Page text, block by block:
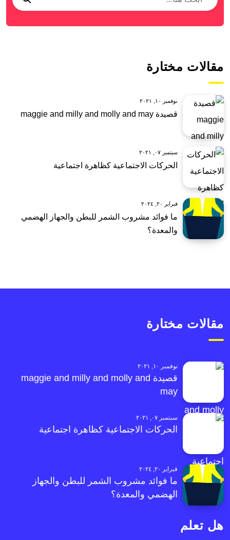
مقالات مختارة
نوفمبر ١٠, ٢٠٢١
قصيدة maggie and milly and molly and may
سبتمبر ٠٧, ٢٠٢١
الحركات الاجتماعية كظاهرة اجتماعية
فبراير ٢٠, ٢٠٢٤
ما فوائد مشروب الشمر للبطن والجهاز الهضمي
والمعدة؟
مقالات مختارة
نوفمبر ١٠, ٢٠٢١
قصيدة maggie and milly and molly and
may
سبتمبر ٠٧, ٢٠٢١
الحركات الاجتماعية كظاهرة اجتماعية
فبراير ٢٠, ٢٠٢٤
ما فوائد مشروب الشمر للبطن والجهاز
الهضمي والمعدة؟
هل تعلم